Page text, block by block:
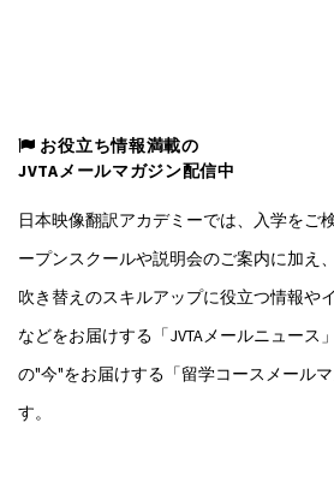
お役立ち情報満載の
JVTAメールマガジン配信中
日本映像翻訳アカデミーでは、入学をご
ープンスクールや説明会のご案内に加え
吹き替えのスキルアップに役立つ情報や
などをお届けする「JVTAメールニュース
の"今"をお届けする「留学コースメール
す。